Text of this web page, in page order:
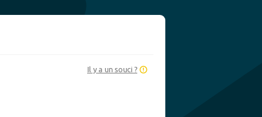
Il y a un souci ?